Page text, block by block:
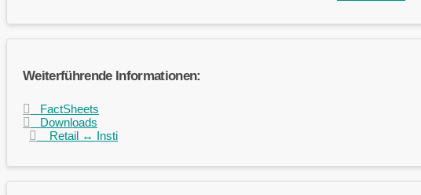
Weiterführende Informationen:
FactSheets
Downloads
Retail ↔ Insti